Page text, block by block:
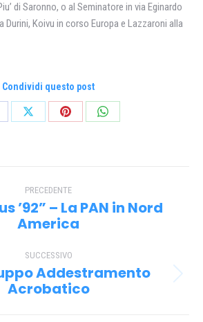
di Saronno, o al Seminatore in via Eginardo
Durini, Koivu in corso Europa e Lazzaroni alla
Condividi questo post
CondividiCondividiCondividi
PRECEDENTE
Post
precedente:
’92” – La PAN in Nord
America
SUCCESSIVO
Prossimo
post:
Addestramento
Acrobatico